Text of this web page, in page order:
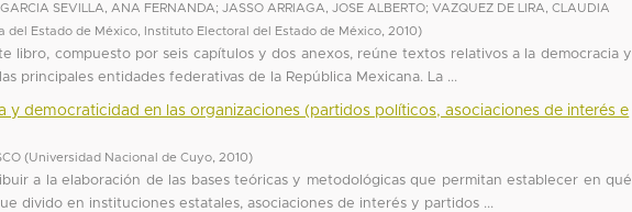
GARCIA SEVILLA, ANA FERNANDA;JASSO ARRIAGA, JOSE ALBERTO;VAZQUEZ DE LIRA, CLAUDIA
del Estado de México, Instituto Electoral del Estado de México 2010)
libro, compuesto por seis capítulos y dos anexos, reúne textos relativos a la democracia y
principales entidades federativas de la República Mexicana. La ...
y democraticidad en las organizaciones (partidos políticos, asociaciones de interés e
(Universidad Nacional de Cuyo 2010)
a la elaboración de las bases teóricas y metodológicas que permitan establecer en qué
divido en instituciones estatales, asociaciones de interés y partidos ...